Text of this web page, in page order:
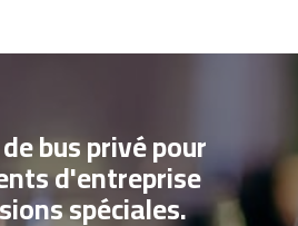
bus privé pour
d'entreprise
spéciales.